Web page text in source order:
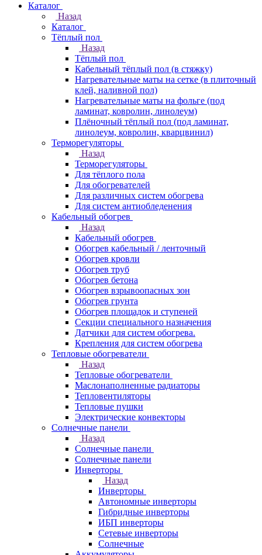
Каталог
Назад
Каталог
Тёплый пол
Назад
Тёплый пол
Кабельный тёплый пол (в стяжку)
Нагревательные маты на сетке (в плиточный
клей, наливной пол)
Нагревательные маты на фольге (под
ламинат, ковролин, линолеум)
Плёночный тёплый пол (под ламинат,
линолеум, ковролин, кварцвинил)
Терморегуляторы
Назад
Терморегуляторы
Для тёплого пола
Для обогревателей
Для различных систем обогрева
Для систем антиобледенения
Кабельный обогрев
Назад
Кабельный обогрев
Обогрев кабельный / ленточный
Обогрев кровли
Обогрев труб
Обогрев бетона
Обогрев взрывоопасных зон
Обогрев грунта
Обогрев площадок и ступеней
Секции специального назначения
Датчики для систем обогрева.
Крепления для систем обогрева
Тепловые обогреватели
Назад
Тепловые обогреватели
Маслонаполненные радиаторы
Тепловентиляторы
Тепловые пушки
Электрические конвекторы
Солнечные панели
Назад
Солнечные панели
Солнечные панели
Инверторы
Назад
Инверторы
Автономные инверторы
Гибридные инверторы
ИБП инверторы
Сетевые инверторы
Солнечные